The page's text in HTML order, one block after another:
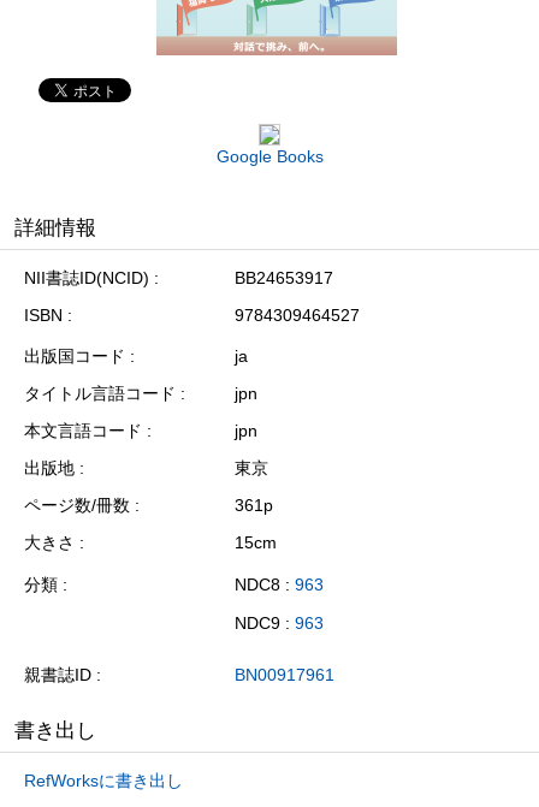
Google Books
詳細情報
NII書誌ID(NCID)
BB24653917
ISBN
9784309464527
出版国コード
ja
タイトル言語コード
jpn
本文言語コード
jpn
出版地
東京
ページ数/冊数
361p
大きさ
15cm
分類 NDC8 : 963
NDC9 : 963
親書誌ID BN00917961
書き出し
RefWorksに書き出し